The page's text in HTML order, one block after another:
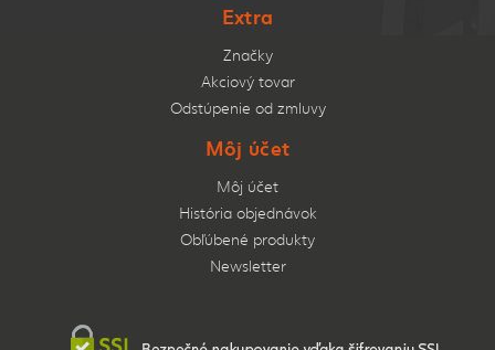
Extra
Značky
Akciový tovar
Odstúpenie od zmluvy
Môj účet
Môj účet
História objednávok
Obľúbené produkty
Newsletter